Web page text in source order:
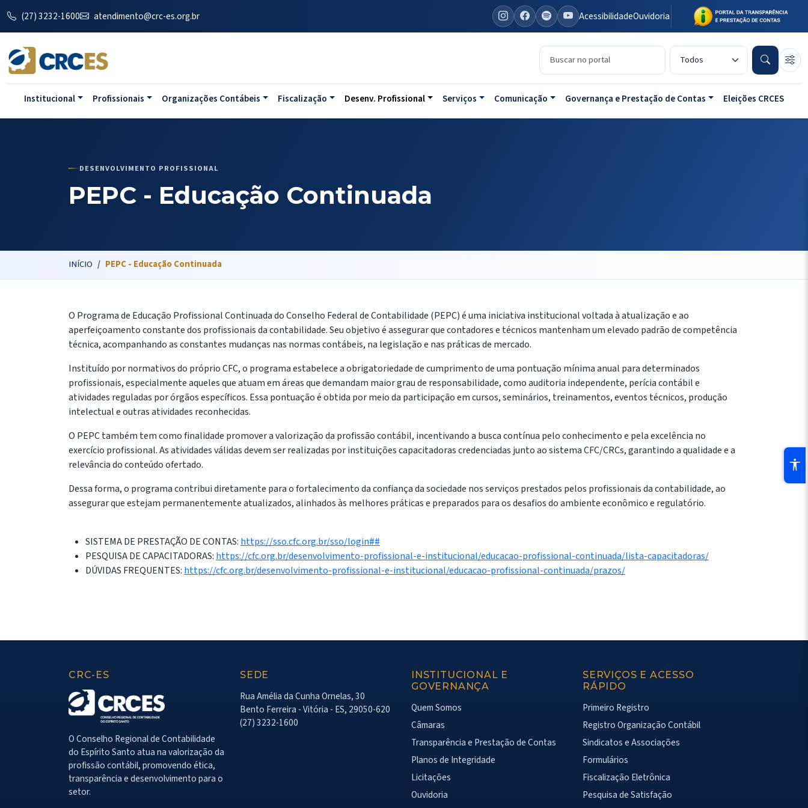
(27) 3232-1600 atendimento@crc-es.org.br AcessibilidadeOuvidoria
Buscar no portal
Tipo de conteúdo
Institucional Profissionais Organizações Contábeis Fiscalização Desenv. Profissional Serviços Comunicação Governança e Prestação de Contas Eleições CRCES
DESENVOLVIMENTO PROFISSIONAL
PEPC - Educação Continuada
INÍCIO PEPC - Educação Continuada
O Programa de Educação Profissional Continuada do Conselho Federal de Contabilidade (PEPC) é uma iniciativa institucional voltada à atualização e ao
aperfeiçoamento constante dos profissionais da contabilidade. Seu objetivo é assegurar que contadores e técnicos mantenham um elevado padrão de competência
técnica, acompanhando as constantes mudanças nas normas contábeis, na legislação e nas práticas de mercado.
Instituído por normativos do próprio CFC, o programa estabelece a obrigatoriedade de cumprimento de uma pontuação mínima anual para determinados
profissionais, especialmente aqueles que atuam em áreas que demandam maior grau de responsabilidade, como auditoria independente, perícia contábil e
atividades reguladas por órgãos específicos. Essa pontuação é obtida por meio da participação em cursos, seminários, treinamentos, eventos técnicos, produção
intelectual e outras atividades reconhecidas.
O PEPC também tem como finalidade promover a valorização da profissão contábil, incentivando a busca contínua pelo conhecimento e pela excelência no
exercício profissional. As atividades válidas devem ser realizadas por instituições capacitadoras credenciadas junto ao sistema CFC/CRCs, garantindo a qualidade e a
relevância do conteúdo ofertado.
Dessa forma, o programa contribui diretamente para o fortalecimento da confiança da sociedade nos serviços prestados pelos profissionais da contabilidade, ao
assegurar que estejam permanentemente atualizados, alinhados às melhores práticas e preparados para os desafios do ambiente econômico e regulatório.
SISTEMA DE PRESTAÇÃO DE CONTAS: https://sso.cfc.org.br/sso/login##
PESQUISA DE CAPACITADORAS: https://cfc.org.br/desenvolvimento-profissional-e-institucional/educacao-profissional-continuada/lista-capacitadoras/
DÚVIDAS FREQUENTES: https://cfc.org.br/desenvolvimento-profissional-e-institucional/educacao-profissional-continuada/prazos/
CRC-ES
O Conselho Regional de Contabilidade
do Espírito Santo atua na valorização da
profissão contábil, promovendo ética,
transparência e desenvolvimento para o
setor.
SEDE
Rua Amélia da Cunha Ornelas, 30
Bento Ferreira - Vitória - ES, 29050-620
(27) 3232-1600
INSTITUCIONAL E
GOVERNANÇA
Quem Somos
Câmaras
Transparência e Prestação de Contas
Planos de Integridade
Licitações
Ouvidoria
SERVIÇOS E ACESSO
RÁPIDO
Primeiro Registro
Registro Organização Contábil
Sindicatos e Associações
Formulários
Fiscalização Eletrônica
Pesquisa de Satisfação